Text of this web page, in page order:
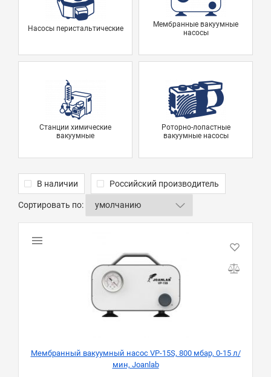
Насосы перистальтические
Мембранные вакуумные
насосы
Станции химические
вакуумные
Роторно-лопастные
вакуумные насосы
В наличии Российский производитель
Сортировать по:
Мембранный вакуумный насос VP-15S, 800 мбар, 0-15 л/
мин, Joanlab